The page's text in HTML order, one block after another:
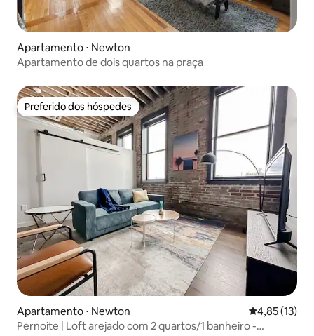
Apartamento ⋅ Newton
Apartamento de dois quartos na praça
Preferido dos hóspedes
Preferido dos hóspedes
Apartamento ⋅ Newton 4,85 de uma
4,85 (13)
Pernoite | Loft arejado com 2 quartos/1 banheiro -